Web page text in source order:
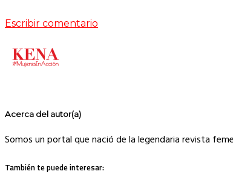
Escribir comentario
Acerca del autor(a)
Somos un portal que nació de la legendaria revista
También te puede interesar: